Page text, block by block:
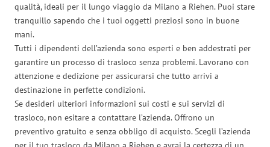
qualità, ideali per il lungo viaggio da Milano a Riehen. Puoi stare
tranquillo sapendo che i tuoi oggetti preziosi sono in buone
mani.
Tutti i dipendenti dell’azienda sono esperti e ben addestrati per
garantire un processo di trasloco senza problemi. Lavorano con
attenzione e dedizione per assicurarsi che tutto arrivi a
destinazione in perfette condizioni.
Se desideri ulteriori informazioni sui costi e sui servizi di
trasloco, non esitare a contattare l’azienda. Offrono un
preventivo gratuito e senza obbligo di acquisto. Scegli l’azienda